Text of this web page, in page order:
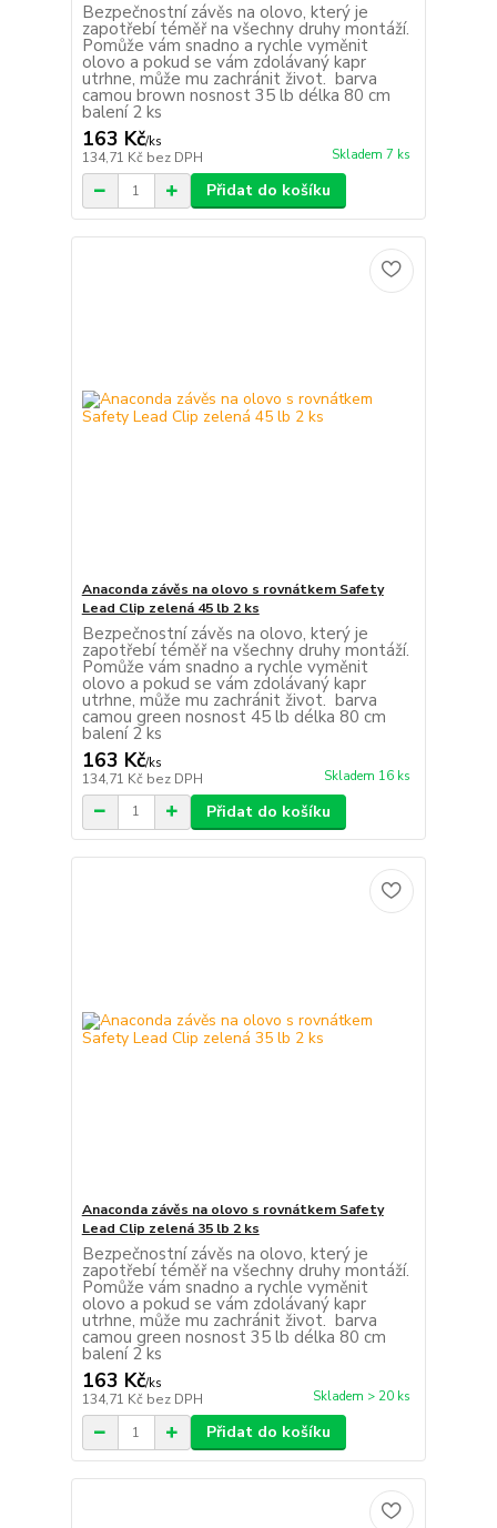
Bezpečnostní závěs na olovo, který je
zapotřebí téměř na všechny druhy montáží.
Pomůže vám snadno a rychle vyměnit
olovo a pokud se vám zdolávaný kapr
utrhne, může mu zachránit život. barva
camou brown nosnost 35 lb délka 80 cm
balení 2 ks
163 Kč/ks
134,71 Kč bez DPH Skladem 7 ks
Přidat do košíku
Anaconda závěs na olovo s rovnátkem Safety
Lead Clip zelená 45 lb 2 ks
Bezpečnostní závěs na olovo, který je
zapotřebí téměř na všechny druhy montáží.
Pomůže vám snadno a rychle vyměnit
olovo a pokud se vám zdolávaný kapr
utrhne, může mu zachránit život. barva
camou green nosnost 45 lb délka 80 cm
balení 2 ks
163 Kč/ks
134,71 Kč bez DPH Skladem 16 ks
Přidat do košíku
Anaconda závěs na olovo s rovnátkem Safety
Lead Clip zelená 35 lb 2 ks
Bezpečnostní závěs na olovo, který je
zapotřebí téměř na všechny druhy montáží.
Pomůže vám snadno a rychle vyměnit
olovo a pokud se vám zdolávaný kapr
utrhne, může mu zachránit život. barva
camou green nosnost 35 lb délka 80 cm
balení 2 ks
163 Kč/ks
134,71 Kč bez DPH Skladem > 20 ks
Přidat do košíku